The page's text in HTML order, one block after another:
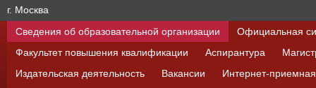
г. Москва
Сведения об образовательной организации
Официальная
Факультет повышения квалификации
Аспирантура
Издательская деятельность
Вакансии
Интернет-приемная